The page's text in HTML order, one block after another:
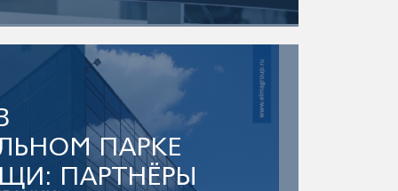
ПАРКЕ
ПАРТНЁРЫ